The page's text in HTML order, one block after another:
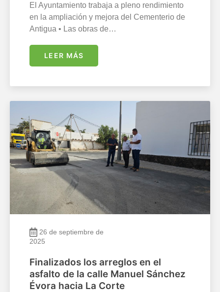
El Ayuntamiento trabaja a pleno rendimiento
en la ampliación y mejora del Cementerio de
Antigua • Las obras de…
LEER MÁS
26 de septiembre de
2025
Finalizados los arreglos en el
asfalto de la calle Manuel Sánchez
Évora hacia La Corte